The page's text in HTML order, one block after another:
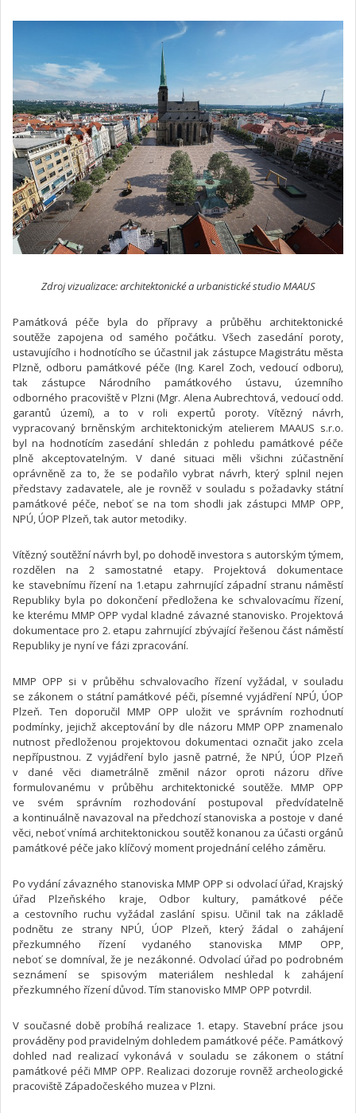
Zdroj vizualizace: architektonické a urbanistické studio MAAUS
Památková péče byla do přípravy a průběhu architektonické
soutěže zapojena od samého počátku. Všech zasedání poroty,
ustavujícího i hodnotícího se účastnil jak zástupce Magistrátu města
Plzně, odboru památkové péče (Ing. Karel Zoch, vedoucí odboru),
tak zástupce Národního památkového ústavu, územního
odborného pracoviště v Plzni (Mgr. Alena Aubrechtová, vedoucí odd.
garantů území), a to v roli expertů poroty. Vítězný návrh,
vypracovaný brněnským architektonickým atelierem MAAUS s.r.o.
byl na hodnotícím zasedání shledán z pohledu památkové péče
plně akceptovatelným. V dané situaci měli všichni zúčastnění
oprávněně za to, že se podařilo vybrat návrh, který splnil nejen
představy zadavatele, ale je rovněž v souladu s požadavky státní
památkové péče, neboť se na tom shodli jak zástupci MMP OPP,
NPÚ, ÚOP Plzeň, tak autor metodiky.
Vítězný soutěžní návrh byl, po dohodě investora s autorským týmem,
rozdělen na 2 samostatné etapy. Projektová dokumentace
ke stavebnímu řízení na 1.etapu zahrnující západní stranu náměstí
Republiky byla po dokončení předložena ke schvalovacímu řízení,
ke kterému MMP OPP vydal kladné závazné stanovisko. Projektová
dokumentace pro 2. etapu zahrnující zbývající řešenou část náměstí
Republiky je nyní ve fázi zpracování.
MMP OPP si v průběhu schvalovacího řízení vyžádal, v souladu
se zákonem o státní památkové péči, písemné vyjádření NPÚ, ÚOP
Plzeň. Ten doporučil MMP OPP uložit ve správním rozhodnutí
podmínky, jejichž akceptování by dle názoru MMP OPP znamenalo
nutnost předloženou projektovou dokumentaci označit jako zcela
nepřípustnou. Z vyjádření bylo jasně patrné, že NPÚ, ÚOP Plzeň
v dané věci diametrálně změnil názor oproti názoru dříve
formulovanému v průběhu architektonické soutěže. MMP OPP
ve svém správním rozhodování postupoval předvídatelně
a kontinuálně navazoval na předchozí stanoviska a postoje v dané
věci, neboť vnímá architektonickou soutěž konanou za účasti orgánů
památkové péče jako klíčový moment projednání celého záměru.
Po vydání závazného stanoviska MMP OPP si odvolací úřad, Krajský
úřad Plzeňského kraje, Odbor kultury, památkové péče
a cestovního ruchu vyžádal zaslání spisu. Učinil tak na základě
podnětu ze strany NPÚ, ÚOP Plzeň, který žádal o zahájení
přezkumného řízení vydaného stanoviska MMP OPP,
neboť se domníval, že je nezákonné. Odvolací úřad po podrobném
seznámení se spisovým materiálem neshledal k zahájení
přezkumného řízení důvod. Tím stanovisko MMP OPP potvrdil.
V současné době probíhá realizace 1. etapy. Stavební práce jsou
prováděny pod pravidelným dohledem památkové péče. Památkový
dohled nad realizací vykonává v souladu se zákonem o státní
památkové péči MMP OPP. Realizaci dozoruje rovněž archeologické
pracoviště Západočeského muzea v Plzni.